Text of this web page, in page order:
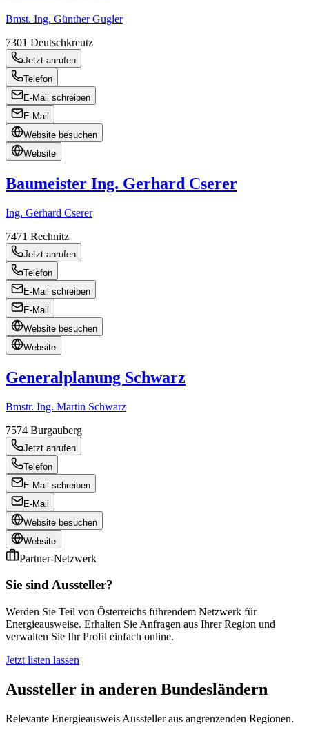
Bmst. Ing. Günther Gugler
7301 Deutschkreutz
Jetzt anrufen
Telefon
E-Mail schreiben
E-Mail
Website besuchen
Website
Baumeister Ing. Gerhard Cserer
Ing. Gerhard Cserer
7471 Rechnitz
Jetzt anrufen
Telefon
E-Mail schreiben
E-Mail
Website besuchen
Website
Generalplanung Schwarz
Bmstr. Ing. Martin Schwarz
7574 Burgauberg
Jetzt anrufen
Telefon
E-Mail schreiben
E-Mail
Website besuchen
Website
Partner-Netzwerk
Sie sind Aussteller?
Werden Sie Teil von Österreichs führendem Netzwerk für
Energieausweise. Erhalten Sie Anfragen aus Ihrer Region und
verwalten Sie Ihr Profil einfach online.
Jetzt listen lassen
Aussteller in anderen Bundesländern
Relevante Energieausweis Aussteller aus angrenzenden Regionen.